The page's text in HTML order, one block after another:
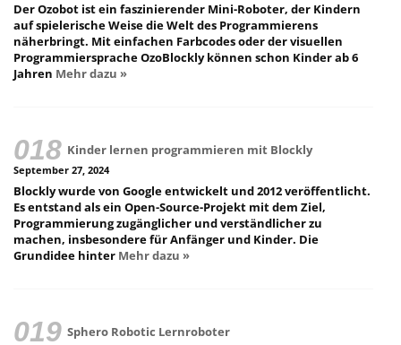
Der Ozobot ist ein faszinierender Mini-Roboter, der Kindern
auf spielerische Weise die Welt des Programmierens
näherbringt. Mit einfachen Farbcodes oder der visuellen
Programmiersprache OzoBlockly können schon Kinder ab 6
Jahren Mehr dazu »
Kinder lernen programmieren mit Blockly
September 27, 2024
Blockly wurde von Google entwickelt und 2012 veröffentlicht.
Es entstand als ein Open-Source-Projekt mit dem Ziel,
Programmierung zugänglicher und verständlicher zu
machen, insbesondere für Anfänger und Kinder. Die
Grundidee hinter Mehr dazu »
Sphero Robotic Lernroboter